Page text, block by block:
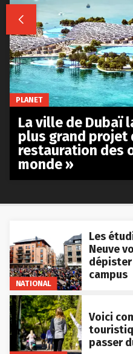
NATIONAL
Les
Neuve
dépister
campus
Voici
passer

PLANET
La ville de Dubaï
plus grand projet
restauration des
monde »